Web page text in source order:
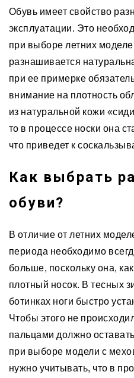
Обувь имеет свойство
эксплуатации. Это
при выборе летних
разнашивается
при ее примерке
внимание на плотность
из натуральной кожи
то в процессе носки она
что приведет к
Как выбрать
обуви?
В отличие от летних
периода необходимо
больше, поскольку она,
плотный носок. В тесных
ботинках ноги быстро
Чтобы этого не
пальцами должно
при выборе модели с
нужно учитывать, что в